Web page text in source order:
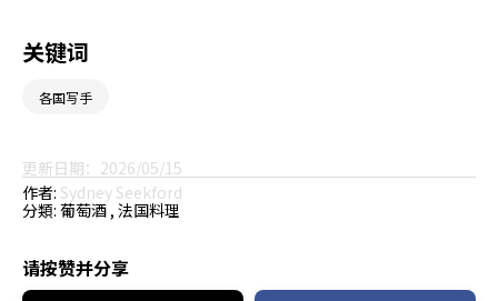
关键词
各国写手
更新日期：2026/05/15
作者: Sydney Seekford
分類: 葡萄酒 法国料理
请按赞并分享